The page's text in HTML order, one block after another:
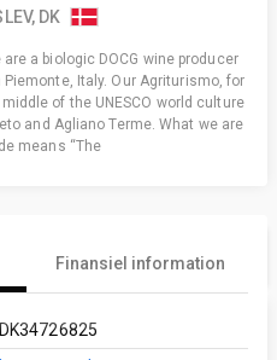
DK
are a biologic DOCG wine producer
Italy. Our Agriturismo, for
of the UNESCO world culture
and Agliano Terme. What we are
means “The
Finansiel information
DK34726825